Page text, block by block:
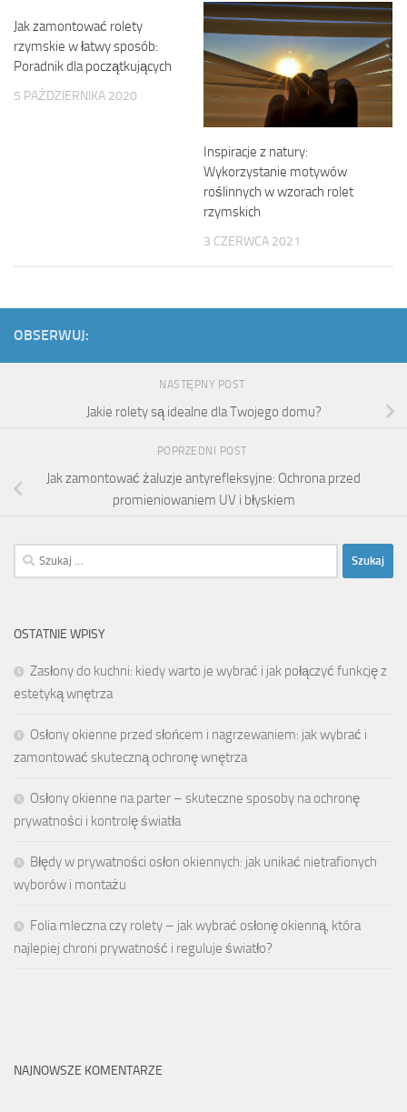
Jak zamontować rolety
rzymskie w łatwy sposób:
Poradnik dla początkujących
5 PAŹDZIERNIKA 2020
Inspiracje z natury:
Wykorzystanie motywów
roślinnych w wzorach rolet
rzymskich
3 CZERWCA 2021
OBSERWUJ:
NASTĘPNY POST
Jakie rolety są idealne dla Twojego domu?
POPRZEDNI POST
Jak zamontować żaluzje antyrefleksyjne: Ochrona przed
promieniowaniem UV i błyskiem
Szukaj:
OSTATNIE WPISY
Zasłony do kuchni: kiedy warto je wybrać i jak połączyć funkcję z
estetyką wnętrza
Osłony okienne przed słońcem i nagrzewaniem: jak wybrać i
zamontować skuteczną ochronę wnętrza
Osłony okienne na parter – skuteczne sposoby na ochronę
prywatności i kontrolę światła
Błędy w prywatności osłon okiennych: jak unikać nietrafionych
wyborów i montażu
Folia mleczna czy rolety – jak wybrać osłonę okienną, która
najlepiej chroni prywatność i reguluje światło?
NAJNOWSZE KOMENTARZE